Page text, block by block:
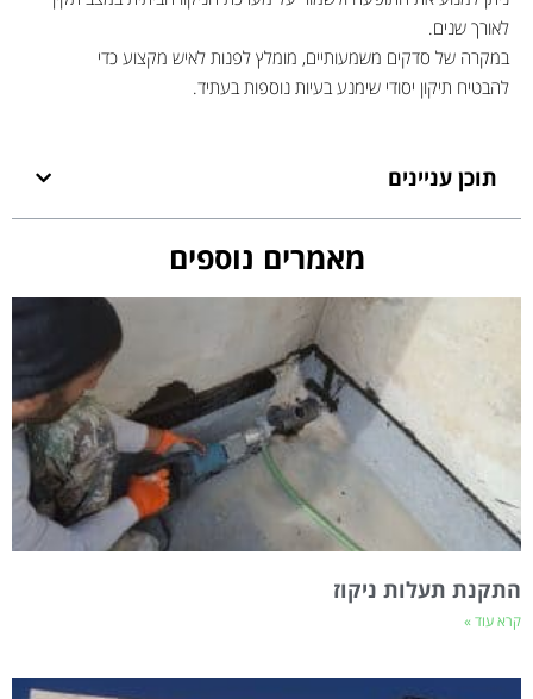
לאורך שנים.
במקרה של סדקים משמעותיים, מומלץ לפנות לאיש מקצוע כדי
להבטיח תיקון יסודי שימנע בעיות נוספות בעתיד.
תוכן עניינים
מאמרים נוספים
התקנת תעלות ניקוז
קרא עוד »